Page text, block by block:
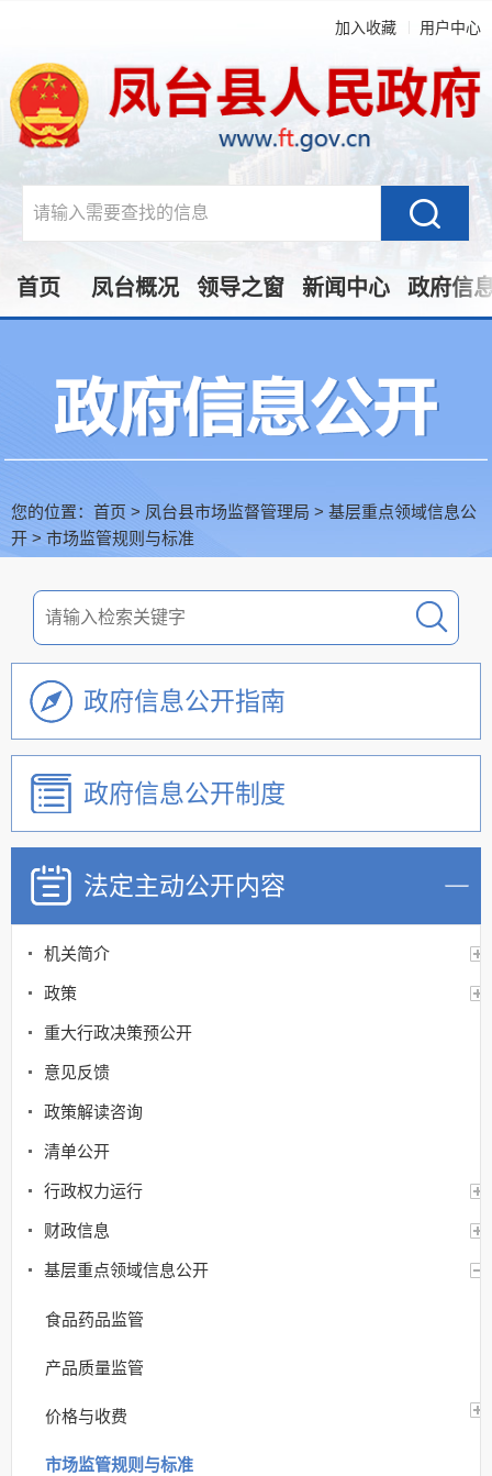
加入收藏 用户中心
首页 凤台概况 领导之窗 新闻中心 政府信
您的位置： 首页 > 凤台县市场监督管理局 > 基层重点领域信息公
开 > 市场监管规则与标准
政府信息公开指南
政府信息公开制度
法定主动公开内容
机关简介
政策
重大行政决策预公开
意见反馈
政策解读咨询
清单公开
行政权力运行
财政信息
基层重点领域信息公开
食品药品监管
产品质量监管
价格与收费
市场监管规则与标准